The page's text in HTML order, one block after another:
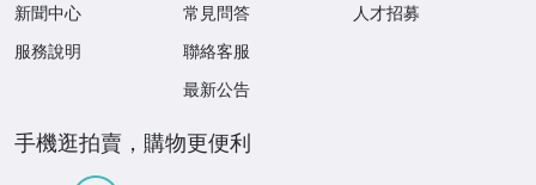
新聞中心
服務說明
常見問答
聯絡客服
最新公告
人才招募
手機逛拍賣，購物更便利